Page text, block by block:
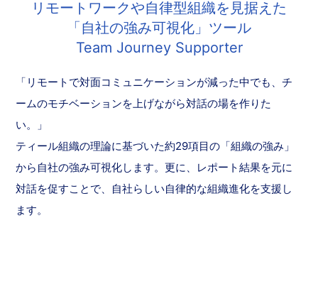
リモートワークや自律型組織を見据えた
「自社の強み可視化」ツール
Team Journey Supporter
「リモートで対面コミュニケーションが減った中でも、チ
ームのモチベーションを上げながら対話の場を作りた
い。」
ティール組織の理論に基づいた約29項目の「組織の強み」
から自社の強み可視化します。更に、レポート結果を元に
対話を促すことで、自社らしい自律的な組織進化を支援し
ます。